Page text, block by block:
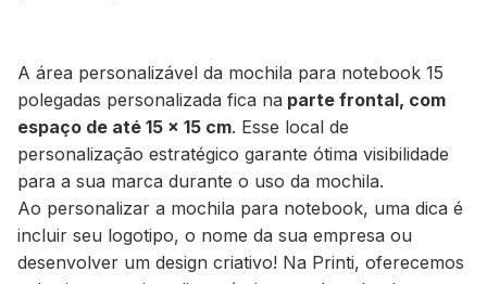
A área personalizável da mochila para notebook 15
polegadas personalizada fica na parte frontal, com
espaço de até 15 x 15 cm. Esse local de
personalização estratégico garante ótima visibilidade
para a sua marca durante o uso da mochila.
Ao personalizar a mochila para notebook, uma dica é
incluir seu logotipo, o nome da sua empresa ou
desenvolver um design criativo! Na Printi, oferecemos